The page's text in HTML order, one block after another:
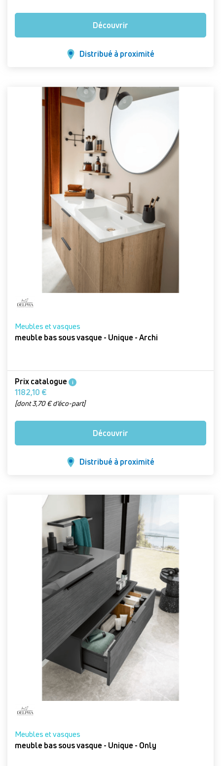
Découvrir
Distribué à proximité
Meubles et vasques
meuble bas sous vasque - Unique - Archi
Prix catalogue i
1182,10 €
[dont 3,70 € d’éco-part]
Découvrir
Distribué à proximité
Meubles et vasques
meuble bas sous vasque - Unique - Only